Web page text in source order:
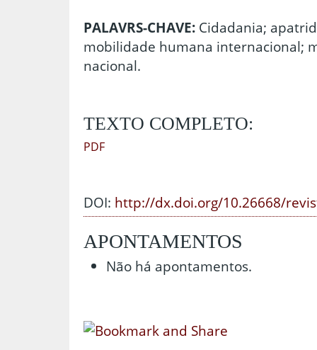
PALAVRS-CHAVE: Cidadania;
mobilidade humana internacional;
nacional.
TEXTO COMPLETO:
PDF
DOI: http://dx.doi.org/10.26668/
APONTAMENTOS
Não há apontamentos.